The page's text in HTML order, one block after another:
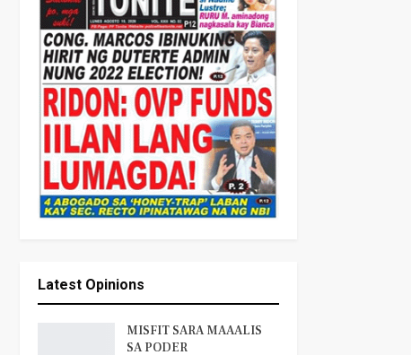
Latest Opinions
MISFIT SARA MAAALIS
SA PODER